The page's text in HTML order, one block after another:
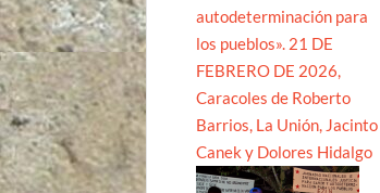
autodeterminación para
los pueblos». 21 DE
FEBRERO DE 2026,
Caracoles de Roberto
Barrios, La Unión, Jacinto
Canek y Dolores Hidalgo